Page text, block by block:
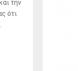
την
ότι